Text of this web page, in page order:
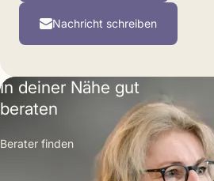
Nachricht schreiben
In deiner Nähe gut
beraten
Berater finden